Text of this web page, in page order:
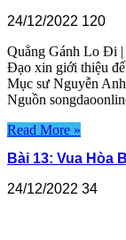
24/12/2022 120
Quẳng Gánh Lo Đi |
Đạo xin giới thiệu
Mục sư Nguyễn
Nguồn
Read More »
Bài 13: Vua Hòa
24/12/2022 34